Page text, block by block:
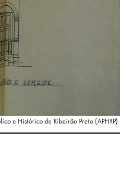
e Histórico de Ribeirão Preto (APHRP).